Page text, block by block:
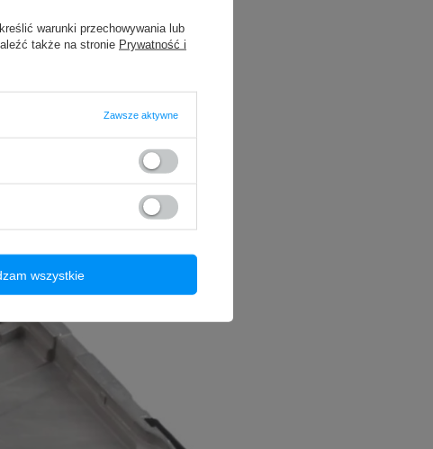
warunki przechowywania lub
także na stronie Prywatność i
Zawsze aktywne
wszystkie